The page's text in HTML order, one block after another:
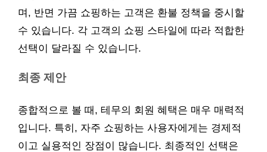
며, 반면 가끔 쇼핑하는 고객은 환불 정책을 중시할
수 있습니다. 각 고객의 쇼핑 스타일에 따라 적합한
선택이 달라질 수 있습니다.
최종 제안
종합적으로 볼 때, 테무의 회원 혜택은 매우 매력적
입니다. 특히, 자주 쇼핑하는 사용자에게는 경제적
이고 실용적인 장점이 많습니다. 최종적인 선택은